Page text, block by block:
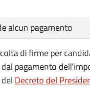
alcun pagamento
di firme per
pagamento
Decreto del